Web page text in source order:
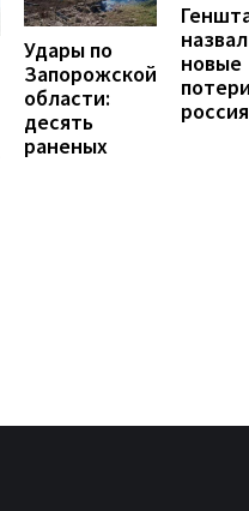
Удары по
Запорожской
области:
десять
раненых
назвал
новые